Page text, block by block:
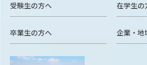
お問い合わせ
交通案内
受験生の方へ 在学生の
卒業生の方へ 企業・地